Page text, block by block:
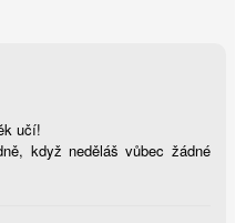
učí!
když neděláš vůbec žádné
do základní školy